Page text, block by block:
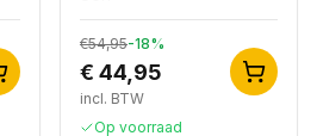
€54,95-18%
€ 44,95
incl. BTW
Op voorraad